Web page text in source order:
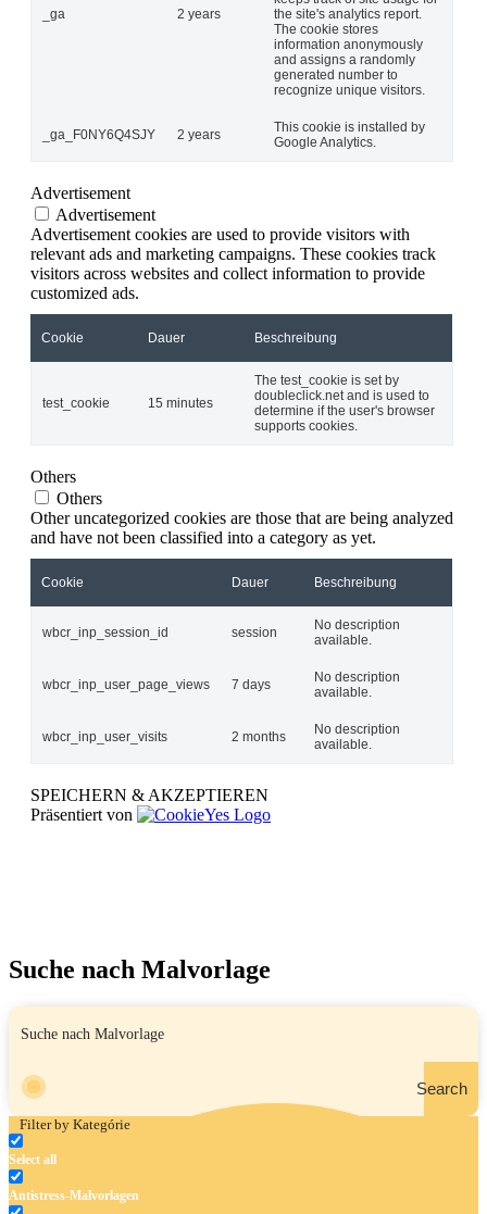
_ga 2 years
the site's analytics report.
The cookie stores
information anonymously
and assigns a randomly
generated number to
recognize unique visitors.
_ga_F0NY6Q4SJY 2 years
This cookie is installed by
Google Analytics.
Advertisement
Advertisement
Advertisement cookies are used to provide visitors with
relevant ads and marketing campaigns. These cookies track
visitors across websites and collect information to provide
customized ads.
Cookie Dauer Beschreibung
test_cookie 15 minutes
The test_cookie is set by
doubleclick.net and is used to
determine if the user's browser
supports cookies.
Others
Others
Other uncategorized cookies are those that are being analyzed
and have not been classified into a category as yet.
Cookie Dauer Beschreibung
wbcr_inp_session_id session
No description
available.
wbcr_inp_user_page_views 7 days
No description
available.
wbcr_inp_user_visits 2 months
No description
available.
SPEICHERN & AKZEPTIEREN
Präsentiert von
Suche nach Malvorlage
Search
Filter by Kategórie
Select all
Antistress-Malvorlagen